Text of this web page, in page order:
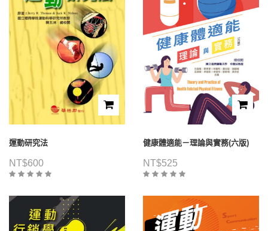
運動研究法
NT$600
健康體適能－理論與實務(六版)
NT$525